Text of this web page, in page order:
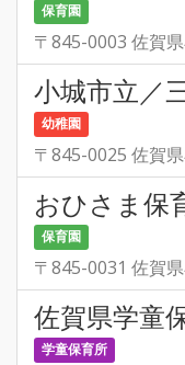
保育園
〒845-0003 佐賀
小城市立／
幼稚園
〒845-0025 佐賀
おひさま保
保育園
〒845-0031 佐賀
佐賀県学童
学童保育所